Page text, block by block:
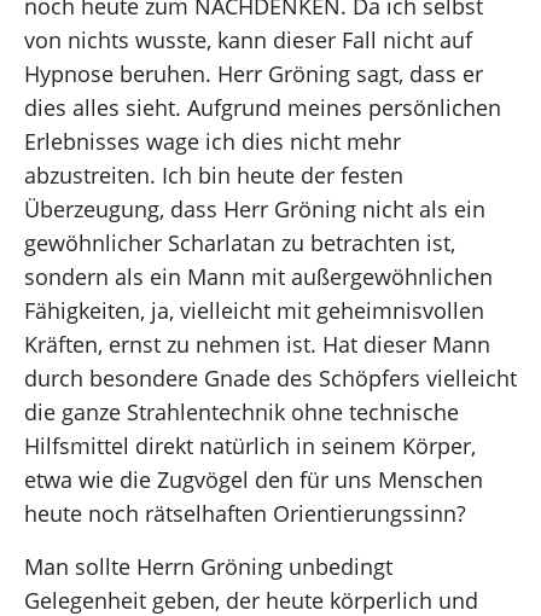
von nichts wusste, kann dieser Fall nicht auf
Hypnose beruhen. Herr Gröning sagt, dass er
dies alles sieht. Aufgrund meines persönlichen
Erlebnisses wage ich dies nicht mehr
abzustreiten. Ich bin heute der festen
Überzeugung, dass Herr Gröning nicht als ein
gewöhnlicher Scharlatan zu betrachten ist,
sondern als ein Mann mit außergewöhnlichen
Fähigkeiten, ja, vielleicht mit geheimnisvollen
Kräften, ernst zu nehmen ist. Hat dieser Mann
durch besondere Gnade des Schöpfers vielleicht
die ganze Strahlentechnik ohne technische
Hilfsmittel direkt natürlich in seinem Körper,
etwa wie die Zugvögel den für uns Menschen
heute noch rätselhaften Orientierungssinn?
Man sollte Herrn Gröning unbedingt
Gelegenheit geben, der heute körperlich und